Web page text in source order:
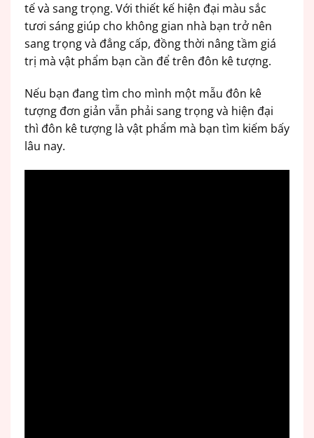
tế và sang trọng. Với thiết kế hiện đại màu sắc
tươi sáng giúp cho không gian nhà bạn trở nên
sang trọng và đẳng cấp, đồng thời nâng tầm giá
trị mà vật phẩm bạn cần để trên đôn kê tượng.
Nếu bạn đang tìm cho mình một mẫu đôn kê
tượng đơn giản vẫn phải sang trọng và hiện đại
thì đôn kê tượng là vật phẩm mà bạn tìm kiếm bấy
lâu nay.